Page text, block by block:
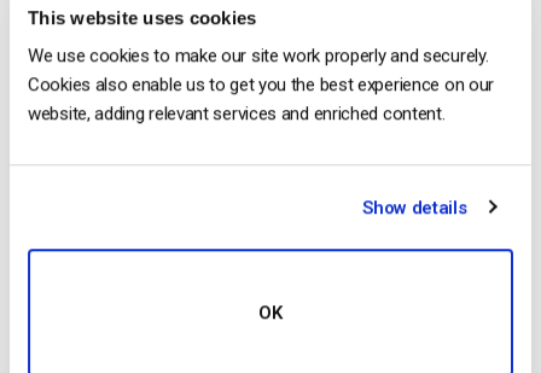
This website uses cookies
We use cookies to make our site work properly and securely.
Cookies also enable us to get you the best experience on our
website, adding relevant services and enriched content.
Show details
OK
hanno reso possibile la trasmissione in movimento,
CONTINUA A LEGGERE→
Inserito inIl blog degli esperti di video dacast